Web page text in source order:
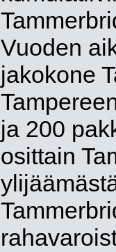
Vuoden
jakokone
ja 200
osittain